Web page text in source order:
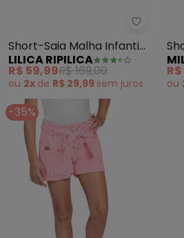
Lilica
Short-Saia Malha Infantil
(Rosa)
LILICA RIPILICA
R$ 59,99R$ 169,00
ou 2x de R$ 29,99 sem juros ou
-35%